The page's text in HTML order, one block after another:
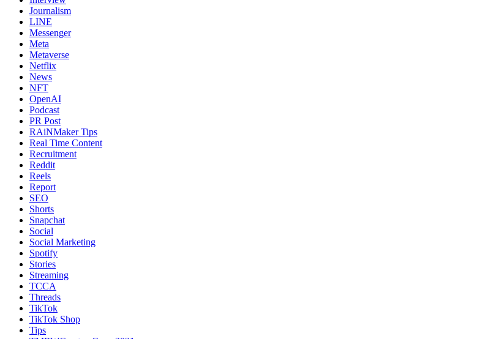
Journalism
LINE
Messenger
Meta
Metaverse
Netflix
News
NFT
OpenAI
Podcast
PR Post
RAiNMaker Tips
Real Time Content
Recruitment
Reddit
Reels
Report
SEO
Shorts
Snapchat
Social
Social Marketing
Spotify
Stories
Streaming
TCCA
Threads
TikTok
TikTok Shop
Tips